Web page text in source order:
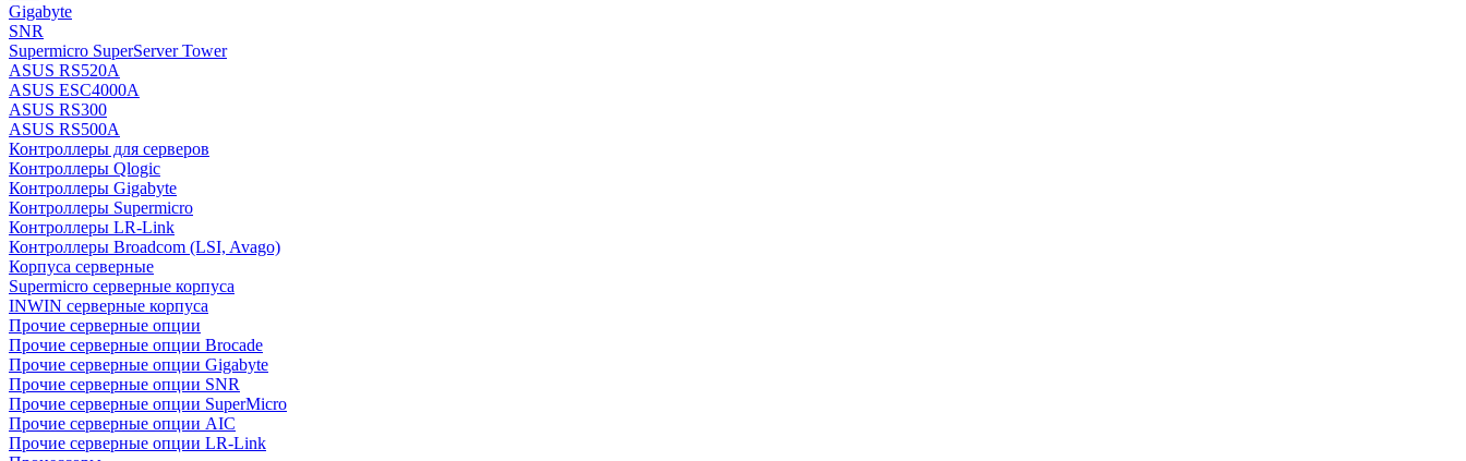
Gigabyte
SNR
Supermicro SuperServer Tower
ASUS RS520A
ASUS ESC4000A
ASUS RS300
ASUS RS500A
Контроллеры для серверов
Контроллеры Qlogic
Контроллеры Gigabyte
Контроллеры Supermicro
Контроллеры LR-Link
Контроллеры Broadcom (LSI, Avago)
Корпуса серверные
Supermicro серверные корпуса
INWIN серверные корпуса
Прочие серверные опции
Прочие серверные опции Brocade
Прочие серверные опции Gigabyte
Прочие серверные опции SNR
Прочие серверные опции SuperMicro
Прочие серверные опции AIC
Прочие серверные опции LR-Link